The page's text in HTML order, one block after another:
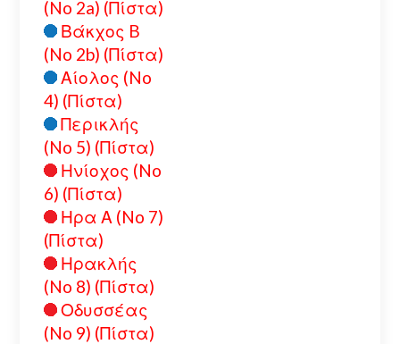
(No 2a) (Πίστα)
Βάκχος B
(No 2b) (Πίστα)
Αίολος (No
4) (Πίστα)
Περικλής
(No 5) (Πίστα)
Ηνίοχος (No
6) (Πίστα)
Ηρα Α (No 7)
(Πίστα)
Ηρακλής
(No 8) (Πίστα)
Οδυσσέας
(No 9) (Πίστα)